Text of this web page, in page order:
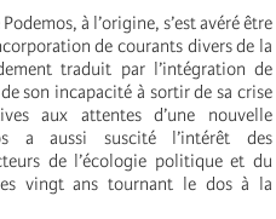
à l’origine, s’est avéré être
de courants divers de la
traduit par l’intégration de
son incapacité à sortir de sa crise
aux attentes d’une nouvelle
a aussi suscité l’intérêt des
de l’écologie politique et du
vingt ans tournant le dos à la